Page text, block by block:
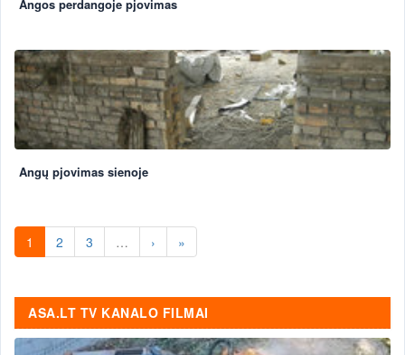
Angos perdangoje pjovimas
Angų pjovimas sienoje
1 2 3 … › »
ASA.LT TV KANALO FILMAI